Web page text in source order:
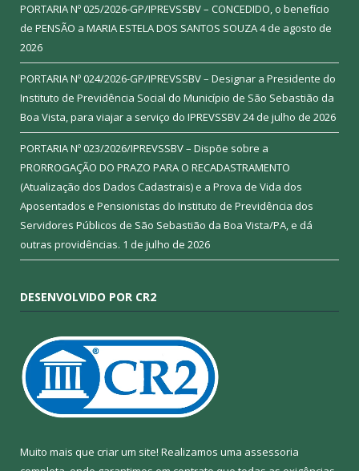
PORTARIA Nº 025/2026-GP/IPREVSSBV – CONCEDIDO, o benefício
de PENSÃO a MARIA ESTELA DOS SANTOS SOUZA4 de agosto de
2026
PORTARIA Nº 024/2026-GP/IPREVSSBV – Designar a Presidente do
Instituto de Previdência Social do Município de São Sebastião da
Boa Vista, para viajar a serviço do IPREVSSBV24 de julho de 2026
PORTARIA Nº 023/2026/IPREVSSBV – Dispõe sobre a
PRORROGAÇÃO DO PRAZO PARA O RECADASTRAMENTO
(Atualização dos Dados Cadastrais) e a Prova de Vida dos
Aposentados e Pensionistas do Instituto de Previdência dos
Servidores Públicos de São Sebastião da Boa Vista/PA, e dá
outras providências. 1 de julho de 2026
DESENVOLVIDO POR CR2
Muito mais que criar um site! Realizamos uma assessoria